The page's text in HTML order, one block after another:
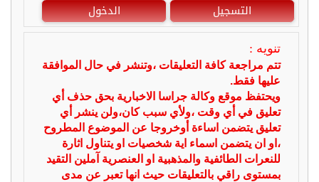
التسجيل الدخول
تنويه :
تتم مراجعة كافة التعليقات ،وتنشر في حال الموافقة
عليها فقط.
ويحتفظ موقع وكالة جراسا الاخبارية بحق حذف أي
تعليق في أي وقت ،ولأي سبب كان،ولن ينشر أي
تعليق يتضمن اساءة أوخروجا عن الموضوع المطروح
،او ان يتضمن اسماء اية شخصيات او يتناول اثارة
للنعرات الطائفية والمذهبية او العنصرية آملين التقيد
بمستوى راقي بالتعليقات حيث انها تعبر عن مدى